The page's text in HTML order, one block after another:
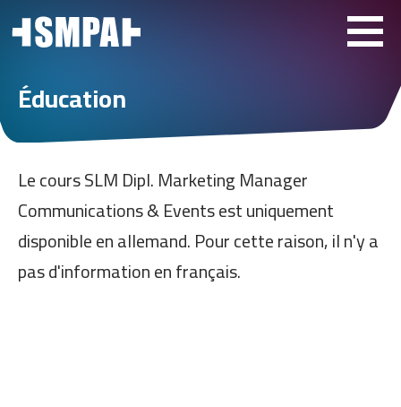
Éducation
Le cours SLM Dipl. Marketing Manager
Communications & Events est uniquement
disponible en allemand. Pour cette raison, il n'y a
pas d'information en français.